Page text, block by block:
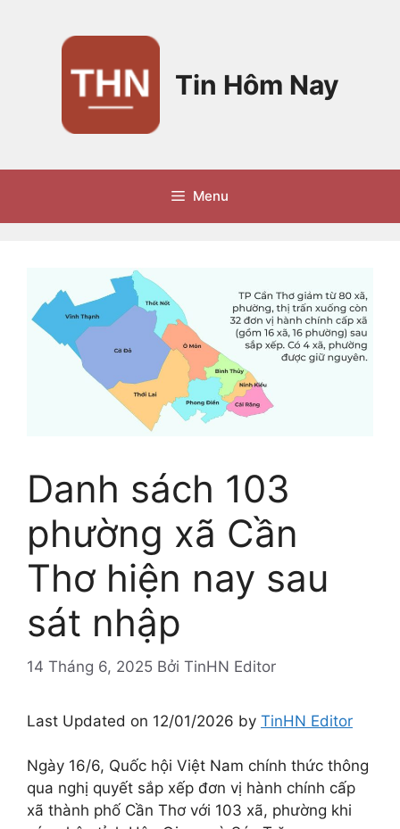
Tin Hôm Nay
Menu
Danh sách 103
phường xã Cần
Thơ hiện nay sau
sát nhập
14 Tháng 6, 2025 Bởi TinHN Editor
Last Updated on 12/01/2026 by TinHN Editor
Ngày 16/6, Quốc hội Việt Nam chính thức thông
qua nghị quyết sắp xếp đơn vị hành chính cấp
xã thành phố Cần Thơ với 103 xã, phường khi